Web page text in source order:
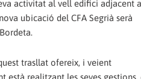
activitat al vell edifici adjacent
ubicació del CFA Segrià serà
trasllat ofereix, i veient
està realitzant les seves